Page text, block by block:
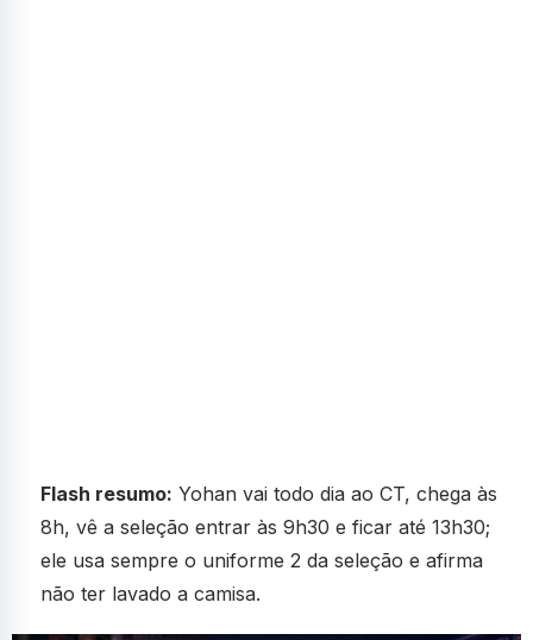
Flash resumo: Yohan vai todo dia ao CT, chega às
8h, vê a seleção entrar às 9h30 e ficar até 13h30;
ele usa sempre o uniforme 2 da seleção e afirma
não ter lavado a camisa.